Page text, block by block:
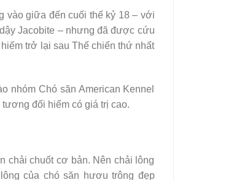
vào giữa đến cuối thế kỷ 18 – với
Jacobite – nhưng đã được cứu
trở lại sau Thế chiến thứ nhất
nhóm Chó săn American Kennel
đối hiếm có giá trị cao.
chải chuốt cơ bản. Nên chải lông
của chó săn hươu trông đẹp